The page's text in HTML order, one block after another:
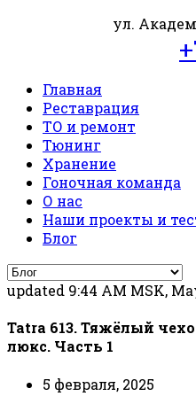
ул.
Главная
Реставрация
ТО и ремонт
Тюнинг
Хранение
Гоночная команда
О нас
Наши проекты и
Блог
updated 9:44 AM MSK,
Tatra 613. Тяжёлый
люкс. Часть 1
5 февраля, 2025